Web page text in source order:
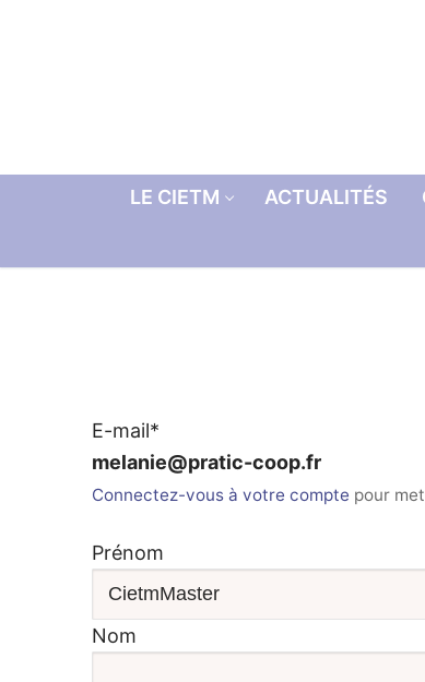
LE CIETM ACTUALITÉS
E-mail*
melanie@pratic-coop.fr
Connectez-vous à votre compte pour
Prénom
Nom